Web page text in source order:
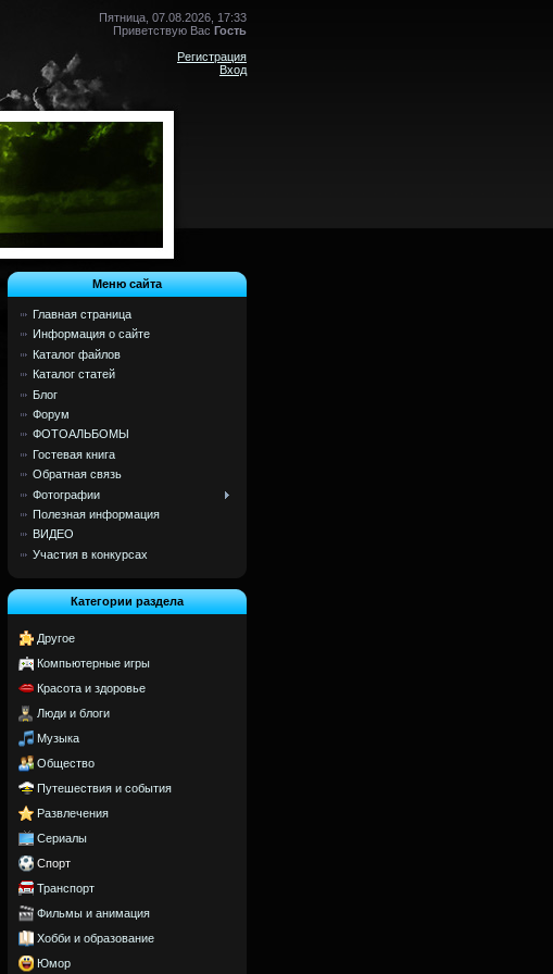
Пятница, 07.08.2026, 17:33
Приветствую Вас Гость
Регистрация
Вход
Меню сайта
Главная страница
Информация о сайте
Каталог файлов
Каталог статей
Блог
Форум
ФОТОАЛЬБОМЫ
Гостевая книга
Обратная связь
Фотографии
Полезная информация
ВИДЕО
Участия в конкурсах
Категории раздела
Другое
Компьютерные игры
Красота и здоровье
Люди и блоги
Музыка
Общество
Путешествия и события
Развлечения
Сериалы
Спорт
Транспорт
Фильмы и анимация
Хобби и образование
Юмор